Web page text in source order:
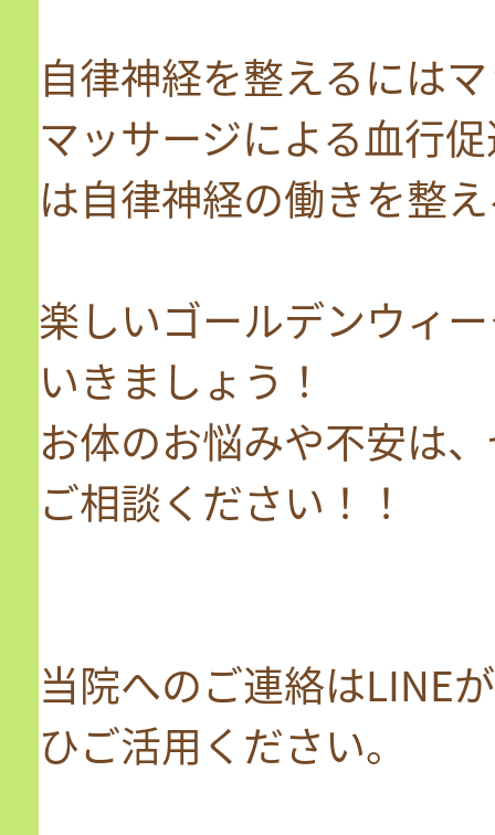
自律神経を整えるには
マッサージによる血行
は自律神経の働きを整
楽しいゴールデンウィ
いきましょう！
お体のお悩みや不安は
ご相談ください！！
当院へのご連絡はLINE
ひご活用ください。